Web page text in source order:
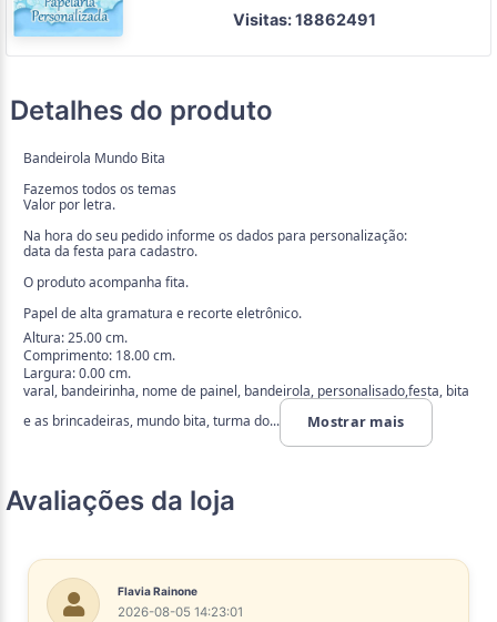
Visitas: 18862491
Detalhes do produto
Bandeirola Mundo Bita
Fazemos todos os temas
Valor por letra.
Na hora do seu pedido informe os dados para personalização:
data da festa para cadastro.
O produto acompanha fita.
Papel de alta gramatura e recorte eletrônico.
Altura: 25.00 cm.
Comprimento: 18.00 cm.
Largura: 0.00 cm.
varal, bandeirinha, nome de painel, bandeirola, personalisado,festa, bita
e as brincadeiras, mundo bita, turma do...
Mostrar mais
Avaliações da loja
Flavia Rainone
2026-08-05 14:23:01